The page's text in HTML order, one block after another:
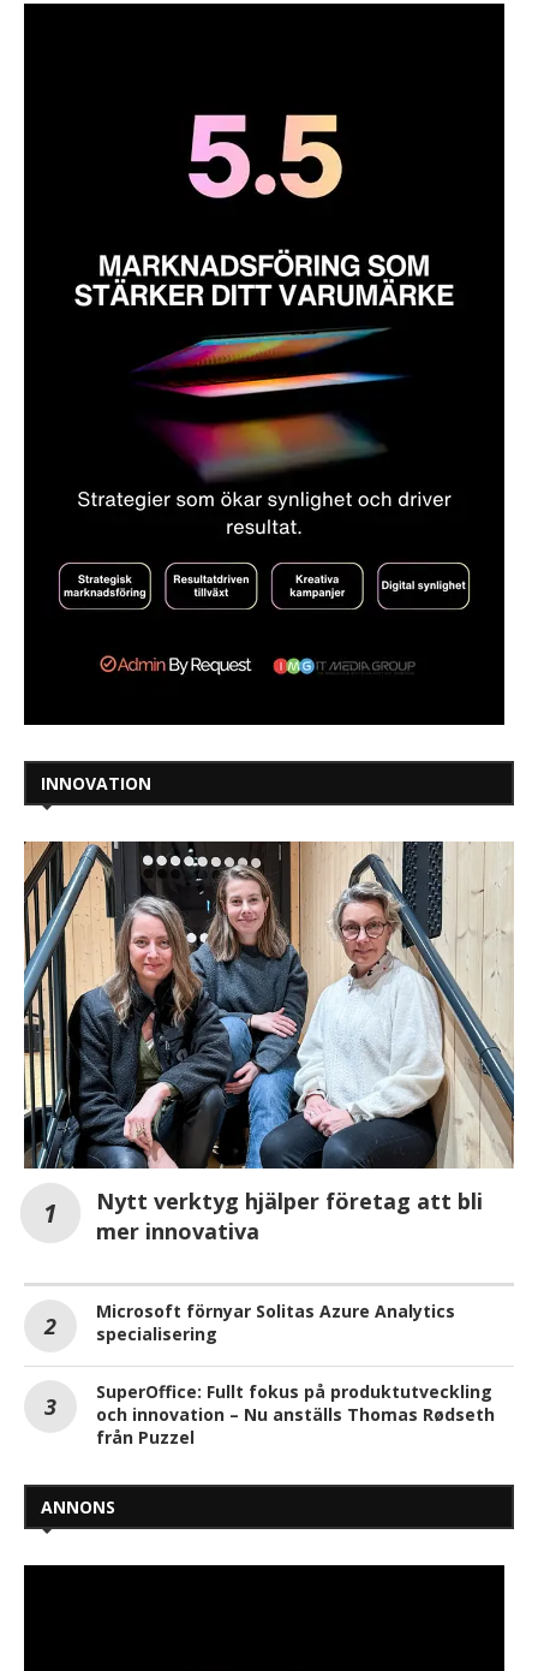
INNOVATION
Nytt verktyg hjälper företag att bli
mer innovativa
Microsoft förnyar Solitas Azure Analytics
specialisering
SuperOffice: Fullt fokus på produktutveckling
och innovation – Nu anställs Thomas Rødseth
från Puzzel
ANNONS